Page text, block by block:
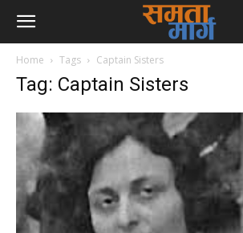
Home Tags Captain Sisters
Tag: Captain Sisters